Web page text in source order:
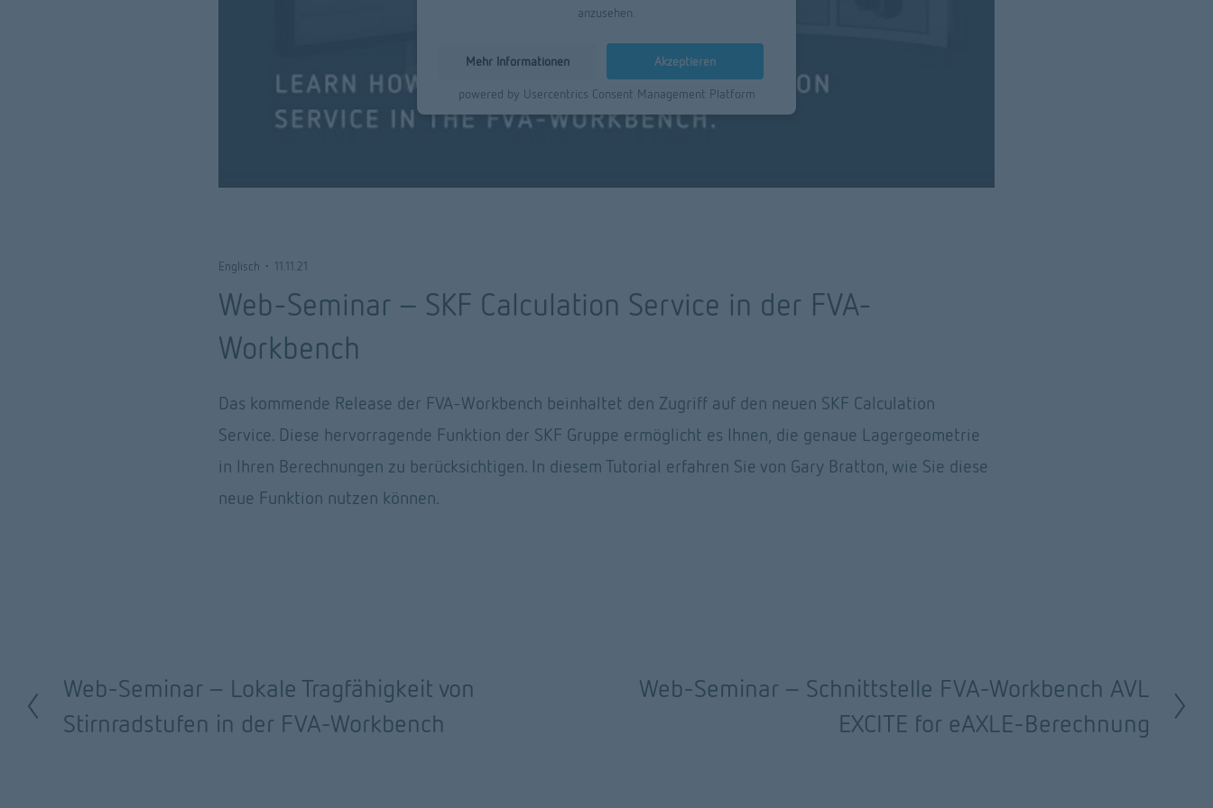
anzusehen.
Mehr Informationen Akzeptieren
powered by Usercentrics Consent Management Platform
Englisch • 11.11.21
Web-Seminar - SKF Calculation Service in der FVA-
Workbench
Das kommende Release der FVA-Workbench beinhaltet den Zugriff auf den neuen SKF Calculation
Service. Diese hervorragende Funktion der SKF Gruppe ermöglicht es Ihnen, die genaue Lagergeometrie
in Ihren Berechnungen zu berücksichtigen. In diesem Tutorial erfahren Sie von Gary Bratton, wie Sie diese
neue Funktion nutzen können.
Z
u
Web-Seminar - Lokale Tragfähigkeit von
Stirnradstufen in der FVA-Workbench
Web-Seminar - Schnittstelle FVA-Workbench AVL
EXCITE for eAXLE-Berechnung